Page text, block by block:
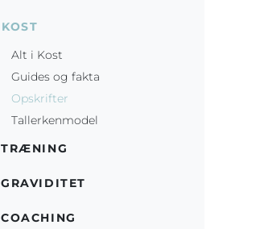
KOST
Alt i Kost
Guides og fakta
Opskrifter
Tallerkenmodel
TRÆNING
GRAVIDITET
COACHING